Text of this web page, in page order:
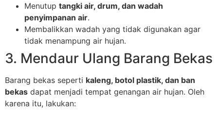
Menutup tangki air, drum, dan wadah
penyimpanan air.
Membalikkan wadah yang tidak digunakan agar
tidak menampung air hujan.
3. Mendaur Ulang Barang Bekas
Barang bekas seperti kaleng, botol plastik, dan ban
bekas dapat menjadi tempat genangan air hujan. Oleh
karena itu, lakukan: